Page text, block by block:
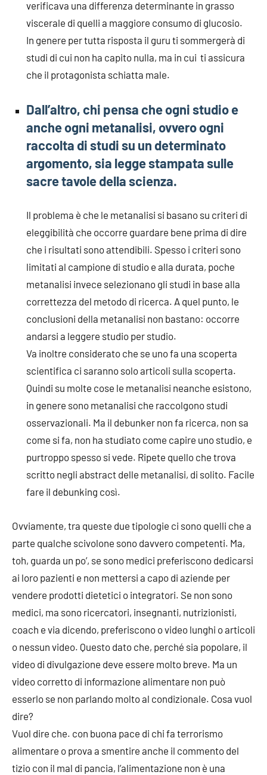
verificava una differenza determinante in grasso
viscerale di quelli a maggiore consumo di glucosio.
In genere per tutta risposta il guru ti sommergerà di
studi di cui non ha capito nulla, ma in cui ti assicura
che il protagonista schiatta male.
Dall’altro, chi pensa che ogni studio e
anche ogni metanalisi, ovvero ogni
raccolta di studi su un determinato
argomento, sia legge stampata sulle
sacre tavole della scienza.
Il problema è che le metanalisi si basano su criteri di
eleggibilità che occorre guardare bene prima di dire
che i risultati sono attendibili. Spesso i criteri sono
limitati al campione di studio e alla durata, poche
metanalisi invece selezionano gli studi in base alla
correttezza del metodo di ricerca. A quel punto, le
conclusioni della metanalisi non bastano: occorre
andarsi a leggere studio per studio.
Va inoltre considerato che se uno fa una scoperta
scientifica ci saranno solo articoli sulla scoperta.
Quindi su molte cose le metanalisi neanche esistono,
in genere sono metanalisi che raccolgono studi
osservazionali. Ma il debunker non fa ricerca, non sa
come si fa, non ha studiato come capire uno studio, e
purtroppo spesso si vede. Ripete quello che trova
scritto negli abstract delle metanalisi, di solito. Facile
fare il debunking così.
Ovviamente, tra queste due tipologie ci sono quelli che a
parte qualche scivolone sono davvero competenti. Ma,
toh, guarda un po’, se sono medici preferiscono dedicarsi
ai loro pazienti e non mettersi a capo di aziende per
vendere prodotti dietetici o integratori. Se non sono
medici, ma sono ricercatori, insegnanti, nutrizionisti,
coach e via dicendo, preferiscono o video lunghi o articoli
o nessun video. Questo dato che, perché sia popolare, il
video di divulgazione deve essere molto breve. Ma un
video corretto di informazione alimentare non può
esserlo se non parlando molto al condizionale. Cosa vuol
dire?
Vuol dire che. con buona pace di chi fa terrorismo
alimentare o prova a smentire anche il commento del
tizio con il mal di pancia, l’alimentazione non è una